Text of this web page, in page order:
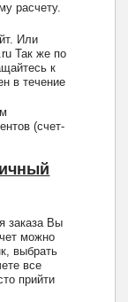
расчету.
Или
Так же по
к
в течение
(счет-
заказа Вы
можно
выбрать
все
прийти